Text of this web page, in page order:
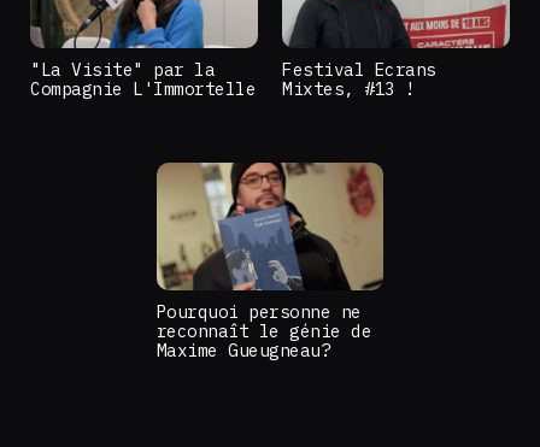
"La Visite" par la
Compagnie L'Immortelle
Festival Ecrans
Mixtes, #13 !
Pourquoi personne ne
reconnaît le génie de
Maxime Gueugneau?